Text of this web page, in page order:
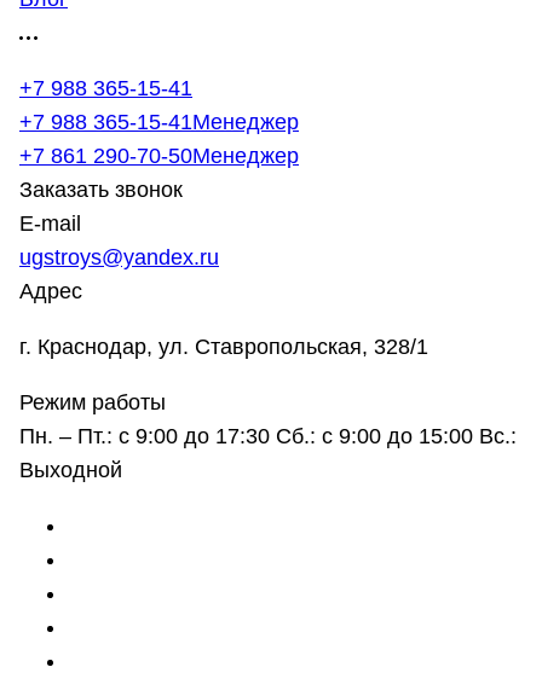
+7 988 365-15-41
+7 988 365-15-41Менеджер
+7 861 290-70-50Менеджер
Заказать звонок
E-mail
ugstroys@yandex.ru
Адрес
г. Краснодар, ул. Ставропольская, 328/1
Режим работы
Пн. – Пт.: с 9:00 до 17:30 Сб.: с 9:00 до 15:00 Вс.:
Выходной